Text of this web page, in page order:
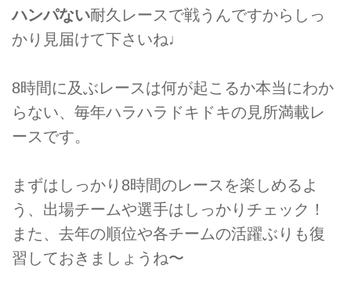
ハンパない耐久レースで戦うんですからしっ
かり見届けて下さいね♩
8時間に及ぶレースは何が起こるか本当にわか
らない、毎年ハラハラドキドキの見所満載レ
ースです。
まずはしっかり8時間のレースを楽しめるよ
う、出場チームや選手はしっかりチェック！
また、去年の順位や各チームの活躍ぶりも復
習しておきましょうね〜